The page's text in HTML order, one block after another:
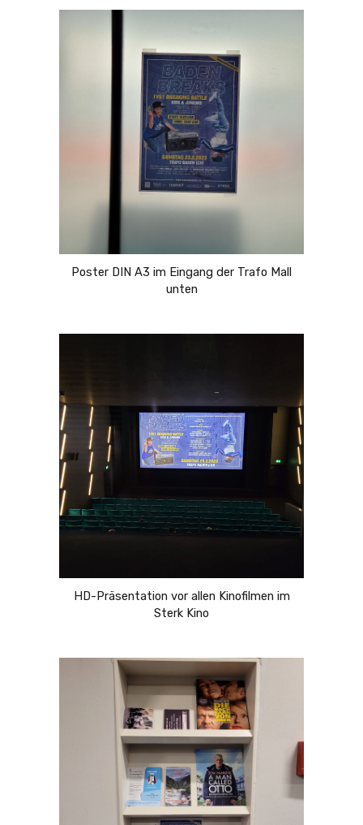
Poster DIN A3 im Eingang der Trafo Mall
unten
HD-Präsentation vor allen Kinofilmen im
Sterk Kino